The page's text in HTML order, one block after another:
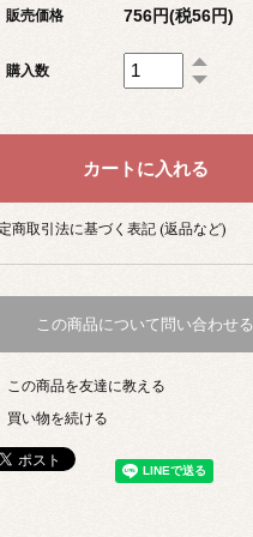
販売価格 756円(税56円)
購入数
商取引法に基づく表記 (返品など)
この商品について問い合わせる
この商品を友達に教える
買い物を続ける